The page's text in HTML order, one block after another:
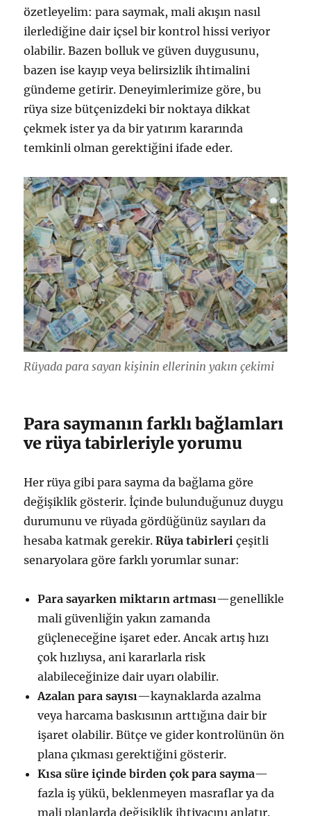
özetleyelim: para saymak, mali akışın nasıl
ilerlediğine dair içsel bir kontrol hissi veriyor
olabilir. Bazen bolluk ve güven duygusunu,
bazen ise kayıp veya belirsizlik ihtimalini
gündeme getirir. Deneyimlerimize göre, bu
rüya size bütçenizdeki bir noktaya dikkat
çekmek ister ya da bir yatırım kararında
temkinli olman gerektiğini ifade eder.
Rüyada para sayan kişinin ellerinin yakın çekimi
Para saymanın farklı bağlamları
ve rüya tabirleriyle yorumu
Her rüya gibi para sayma da bağlama göre
değişiklik gösterir. İçinde bulunduğunuz duygu
durumunu ve rüyada gördüğünüz sayıları da
hesaba katmak gerekir.Rüya tabirleri çeşitli
senaryolara göre farklı yorumlar sunar:
Para sayarken miktarın artması—genellikle
mali güvenliğin yakın zamanda
güçleneceğine işaret eder. Ancak artış hızı
çok hızlıysa, ani kararlarla risk
alabileceğinize dair uyarı olabilir.
Azalan para sayısı—kaynaklarda azalma
veya harcama baskısının arttığına dair bir
işaret olabilir. Bütçe ve gider kontrolünün ön
plana çıkması gerektiğini gösterir.
Kısa süre içinde birden çok para sayma—
fazla iş yükü, beklenmeyen masraflar ya da
mali planlarda değişiklik ihtiyacını anlatır.